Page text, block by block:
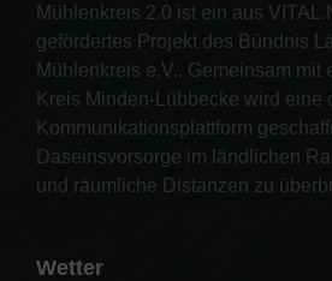
Mühlenkreis 2.0 ist ein aus
gefördertes Projekt des Bündnis
Mühlenkreis e.V.. Gemeinsam mit
Kreis Minden-Lübbecke wird eine
Kommunikationsplattform
Daseinsvorsorge im ländlichen
und räumliche Distanzen zu
Wetter